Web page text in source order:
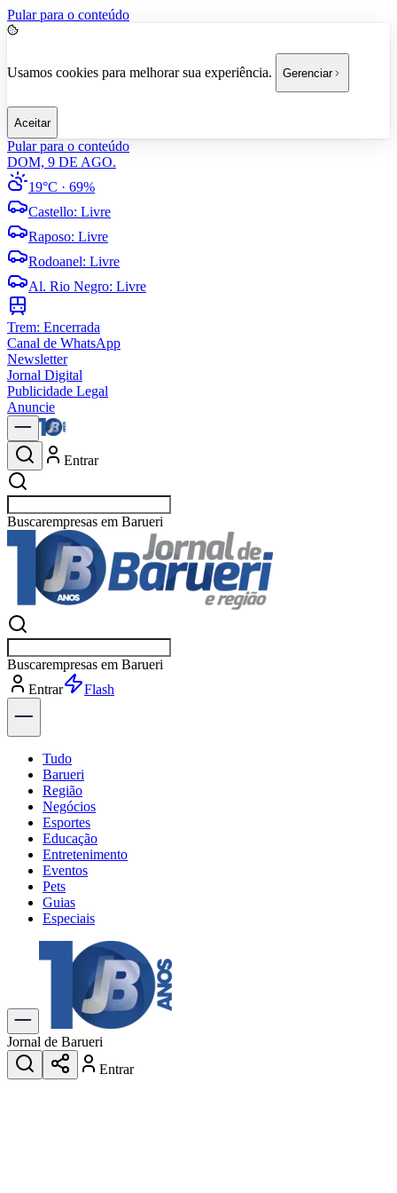
Pular para o conteúdo
Usamos cookies para melhorar sua experiência. Gerenciar
Aceitar
Pular para o conteúdo
DOM, 9 DE AGO.
19°C · 69%
Castello: Livre
Raposo: Livre
Rodoanel: Livre
Al. Rio Negro: Livre
Trem: Encerrada
Canal de WhatsApp
Newsletter
Jornal Digital
Publicidade Legal
Anuncie
Entrar
Buscaresportes
Buscaresportes
Entrar
Flash
Tudo
Barueri
Região
Negócios
Esportes
Educação
Entretenimento
Eventos
Pets
Guias
Especiais
Explore Tudo
Últimas Notícias
Previsão do Tempo
Trânsito e Rotas
Dia a Dia & Lazer
Transportes
Gastronomia
Jornal de Barueri
Entrar